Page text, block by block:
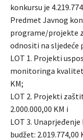
konkursu je
Predmet Javnog
programe/projekte
odnositi na
LOT 1. Projekti
monitoringa
KM;
LOT 2. Projekti
2.000.000,00 KM i
LOT 3.
budžet: 2.019.774,00